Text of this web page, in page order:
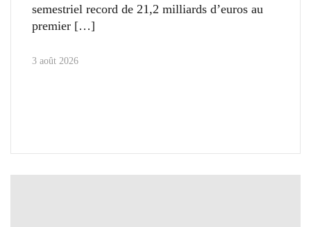
semestriel record de 21,2 milliards d’euros au
premier
3 août 2026